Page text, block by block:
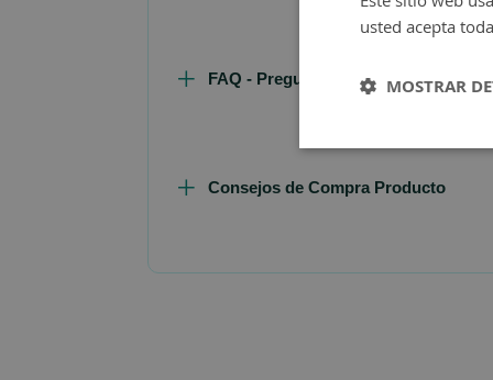
FAQ - Preguntas y Respuestas
Consejos de Compra Producto
usted acepta
MOSTRAR